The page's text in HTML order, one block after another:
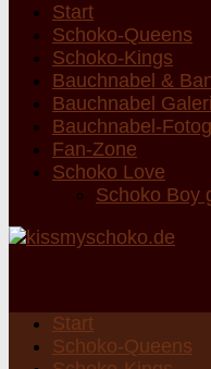
Start
Schoko-Queens
Schoko-Kings
Bauchnabel &
Bauchnabel
Bauchnabel-
Fan-Zone
Schoko Love
Schoko Boy
Start
Schoko-Queens